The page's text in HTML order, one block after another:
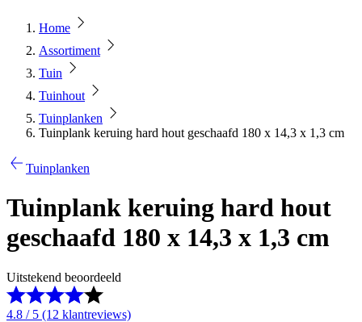
Home
Assortiment
Tuin
Tuinhout
Tuinplanken
Tuinplank keruing hard hout geschaafd 180 x 14,3 x 1,3 cm
Tuinplanken
Tuinplank keruing hard hout
geschaafd 180 x 14,3 x 1,3 cm
Uitstekend beoordeeld
4.8 / 5 (12 klantreviews)